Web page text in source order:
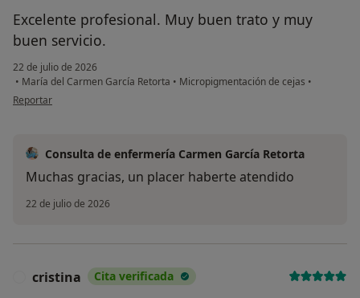
Excelente profesional. Muy buen trato y muy
buen servicio.
22 de julio de 2026
• María del Carmen García Retorta • Micropigmentación de cejas •
en opinión del usuario M.E.V
Reportar
Consulta de enfermería Carmen García Retorta
Muchas gracias, un placer haberte atendido
22 de julio de 2026
cristina Cita verificada